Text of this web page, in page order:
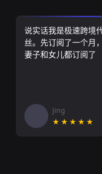
说实话我是极速跨境
丝。先订阅了一个月
妻子和女儿都订阅了
Jing
★★★★★